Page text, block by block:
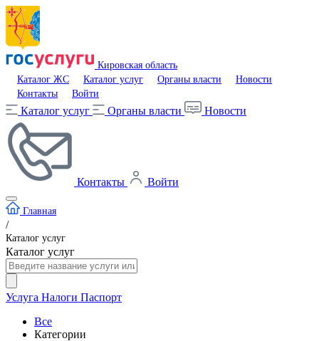
Кировская область
Каталог ЖС
Каталог услуг Органы власти
Новости
Контакты
Войти
Каталог услуг Органы власти Новости
Контакты Войти
Главная
/
Каталог услуг
Каталог услуг
Услуга Налоги Паспорт
Все
Категории